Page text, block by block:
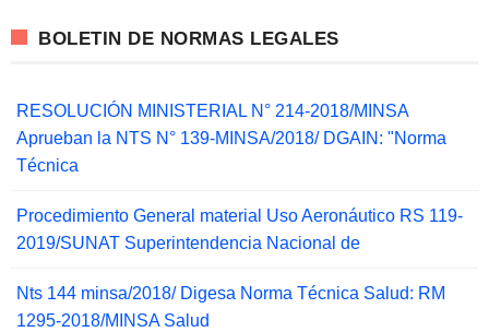
BOLETIN DE NORMAS LEGALES
RESOLUCIÓN MINISTERIAL N° 214-2018/MINSA
Aprueban la NTS N° 139-MINSA/2018/ DGAIN: "Norma
Técnica
Procedimiento General material Uso Aeronáutico RS 119-
2019/SUNAT Superintendencia Nacional de
Nts 144 minsa/2018/ Digesa Norma Técnica Salud: RM
1295-2018/MINSA Salud